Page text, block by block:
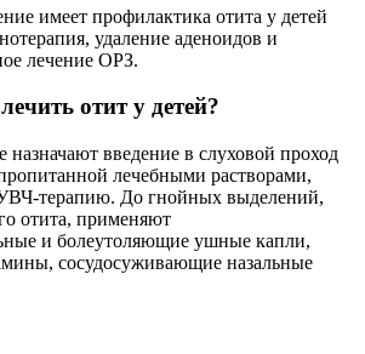
имеет профилактика отита у детей
удаление аденоидов и
лечение ОРЗ.
отит у детей?
введение в слуховой проход
лечебными растворами,
УВЧ-терапию. До гнойных выделений,
отита, применяют
и болеутоляющие ушные капли,
сосудосуживающие назальные